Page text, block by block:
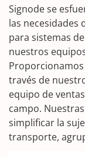
Signode se
las necesidades
para sistemas
nuestros
través de
equipo de
campo.
simplificar la
transporte,